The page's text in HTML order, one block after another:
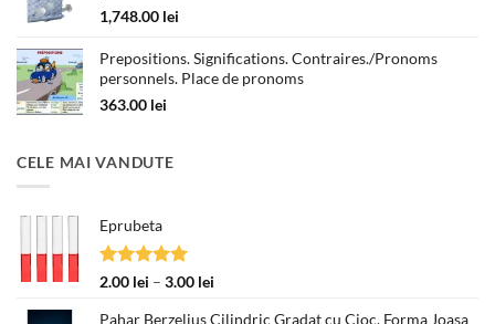
1,748.00 lei
Prepositions. Significations. Contraires./Pronoms
personnels. Place de pronoms
363.00 lei
CELE MAI VANDUTE
Eprubeta
Evaluat la
2.00 lei – 3.00 lei
Pahar Berzelius Cilindric Gradat cu Cioc, Forma Joasa